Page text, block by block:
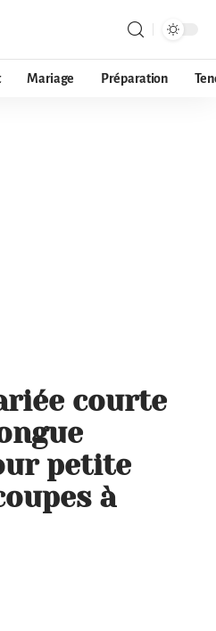
Mariage Préparation
courte
petite
à